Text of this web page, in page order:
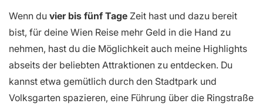
Wenn du vier bis fünf Tage Zeit hast und dazu bereit
bist, für deine Wien Reise mehr Geld in die Hand zu
nehmen, hast du die Möglichkeit auch meine Highlights
abseits der beliebten Attraktionen zu entdecken. Du
kannst etwa gemütlich durch den Stadtpark und
Volksgarten spazieren, eine Führung über die Ringstraße